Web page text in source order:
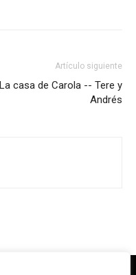
Artículo siguiente
La casa de Carola -- Tere y
Andrés